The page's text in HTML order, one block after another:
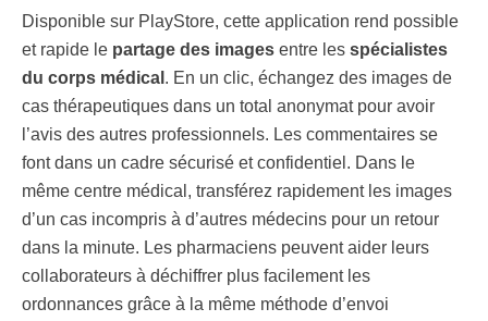
Disponible sur PlayStore, cette application rend possible
et rapide le partage des images entre les spécialistes
du corps médica . En un clic, échangez des images de
cas thérapeutiques dans un total anonymat pour avoir
l’avis des autres professionnels. Les commentaires se
font dans un cadre sécurisé et confidentiel. Dans le
même centre médical, transférez rapidement les images
d’un cas incompris à d’autres médecins pour un retour
dans la minute. Les pharmaciens peuvent aider leurs
collaborateurs à déchiffrer plus facilement les
ordonnances grâce à la même méthode d’envoi